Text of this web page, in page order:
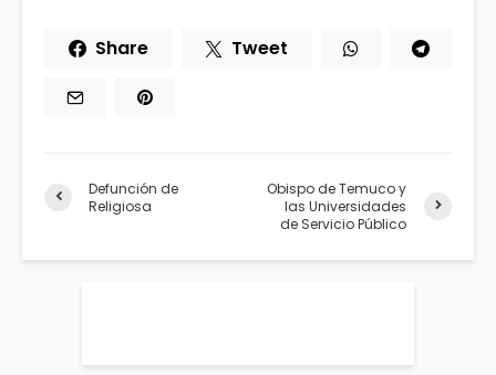
Share Tweet
Defunción de
Religiosa
Obispo de Temuco y
las Universidades
de Servicio Público